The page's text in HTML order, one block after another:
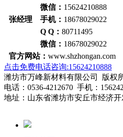
微信： 15624210888
张经理 手机： 18678029022
Q Q： 80711495
微信： 18678029022
官方网站： www.shzhongan.com
点击免费电话咨询:15624210888
潍坊市万峰新材料有限公司 版权
电话：0536-4212670 手机：
地址：山东省潍坊市安丘市经济开